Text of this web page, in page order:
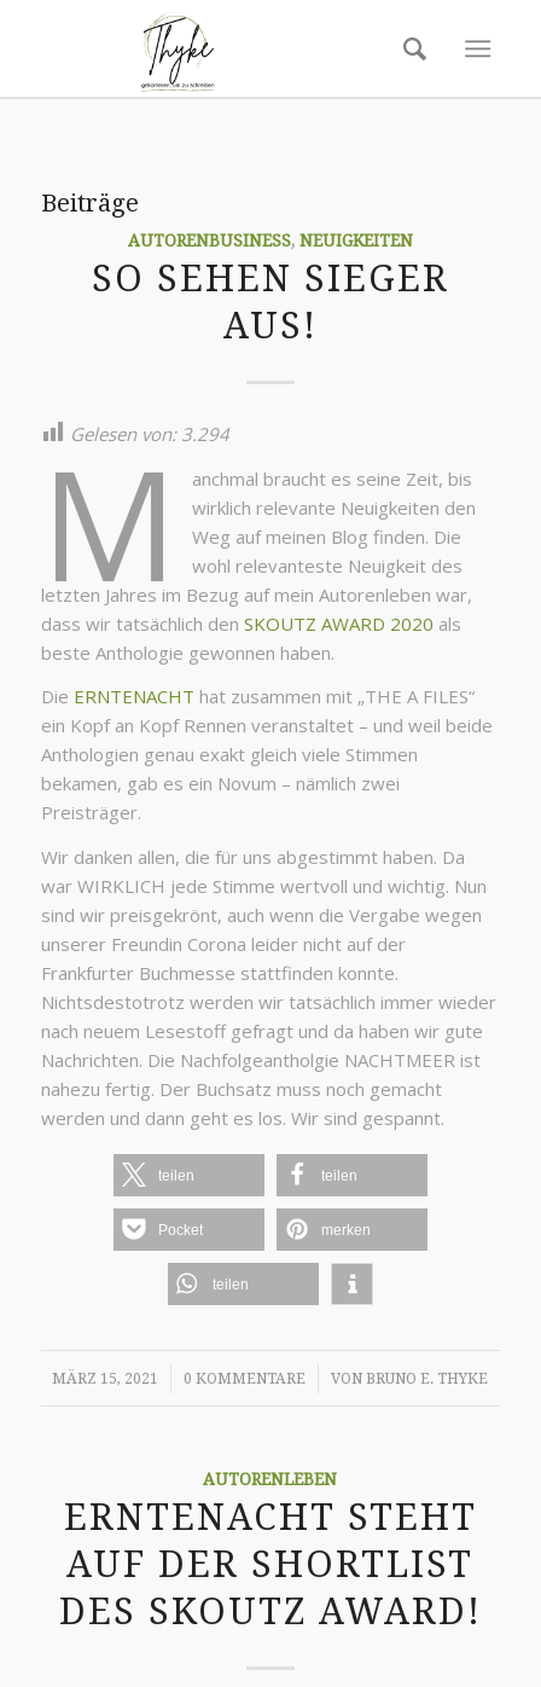
Beiträge
AUTORENBUSINESS, NEUIGKEITEN
SO SEHEN SIEGER
AUS!
Gelesen von: 3.294
M
anchmal braucht es seine Zeit, bis
wirklich relevante Neuigkeiten den
Weg auf meinen Blog finden. Die
wohl relevanteste Neuigkeit des
letzten Jahres im Bezug auf mein Autorenleben war,
dass wir tatsächlich den SKOUTZ AWARD 2020 als
beste Anthologie gewonnen haben.
Die ERNTENACHT hat zusammen mit „THE A FILES“
ein Kopf an Kopf Rennen veranstaltet – und weil beide
Anthologien genau exakt gleich viele Stimmen
bekamen, gab es ein Novum – nämlich zwei
Preisträger.
Wir danken allen, die für uns abgestimmt haben. Da
war WIRKLICH jede Stimme wertvoll und wichtig. Nun
sind wir preisgekrönt, auch wenn die Vergabe wegen
unserer Freundin Corona leider nicht auf der
Frankfurter Buchmesse stattfinden konnte.
Nichtsdestotrotz werden wir tatsächlich immer wieder
nach neuem Lesestoff gefragt und da haben wir gute
Nachrichten. Die Nachfolgeantholgie NACHTMEER ist
nahezu fertig. Der Buchsatz muss noch gemacht
werden und dann geht es los. Wir sind gespannt.
teilen teilen
Pocket merken
teilen
MÄRZ 15, 2021
/ 0 KOMMENTARE
/ VONBRUNO E. THYKE
AUTORENLEBEN
ERNTENACHT STEHT
AUF DER SHORTLIST
DES SKOUTZ AWARD!